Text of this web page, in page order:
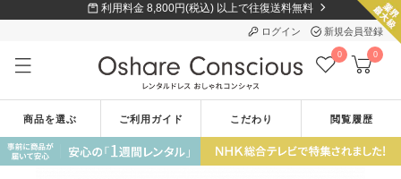
利用料金 8,800円(税込) 以上で往復送料無料
ログイン 新規会員登録
0 0
商品を選ぶ ご利用ガイド こだわり 閲覧履歴